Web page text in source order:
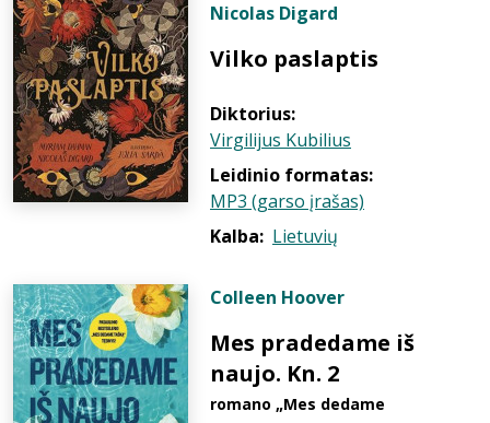
Nicolas Digard
Vilko paslaptis
Diktorius:
Virgilijus Kubilius
Leidinio formatas:
MP3 (garso įrašas)
Kalba: Lietuvių
Colleen Hoover
Mes pradedame iš
naujo. Kn. 2
romano „Mes dedame